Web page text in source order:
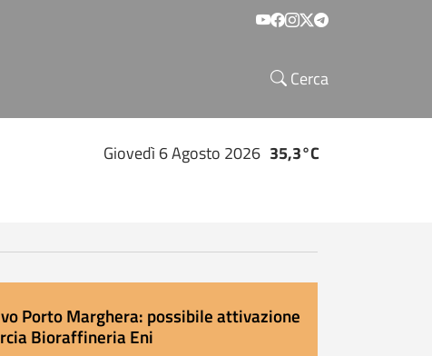
Social menu
Cerca
Giovedì 6 Agosto 2026 35,3°C
Porto Marghera: possibile attivazione
Bioraffineria Eni